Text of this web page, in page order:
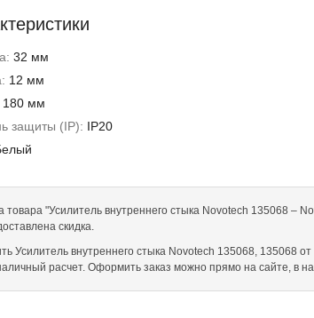
32 мм
12 мм
180 мм
защиты (IP): IP20
товара "Усилитель внутреннего стыка Novotech 135068 –
скидка.
Усилитель внутреннего стыка Novotech 135068, 135068
расчет. Оформить заказ можно прямо на сайте, в